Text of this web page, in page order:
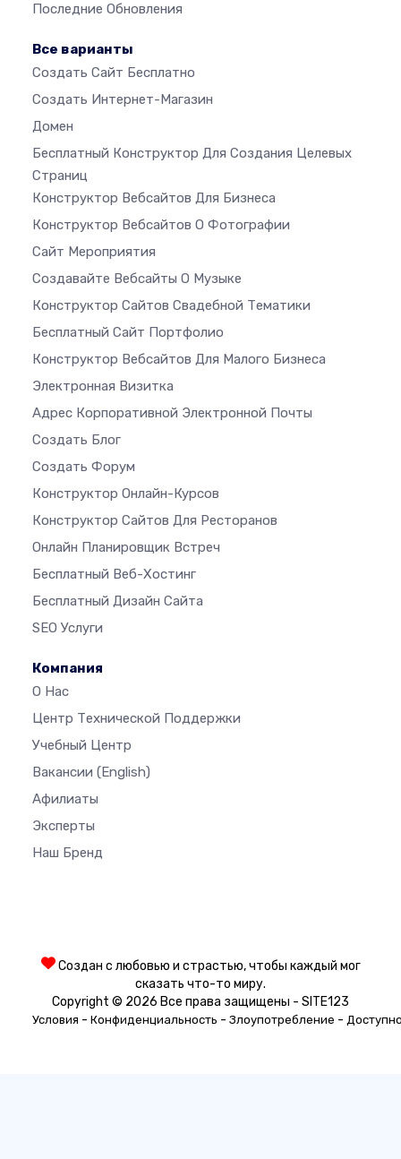
Последние Обновления
Все варианты
Создать Сайт Бесплатно
Создать Интернет-Магазин
Домен
Бесплатный Конструктор Для Создания Целевых
Страниц
Конструктор Вебсайтов Для Бизнеса
Конструктор Вебсайтов О Фотографии
Сайт Мероприятия
Создавайте Вебсайты О Музыке
Конструктор Сайтов Свадебной Тематики
Бесплатный Сайт Портфолио
Конструктор Вебсайтов Для Малого Бизнеса
Электронная Визитка
Адрес Корпоративной Электронной Почты
Создать Блог
Создать Форум
Конструктор Онлайн-Курсов
Конструктор Сайтов Для Ресторанов
Онлайн Планировщик Встреч
Бесплатный Веб-Хостинг
Бесплатный Дизайн Сайта
SEO Услуги
Компания
О Нас
Центр Технической Поддержки
Учебный Центр
Вакансии (English)
Афилиаты
Эксперты
Наш Бренд
Создан с любовью и страстью, чтобы каждый мог
сказать что-то миру.
Copyright © 2026 Все права защищены - SITE123
Условия - Конфиденциальность - Злоупотребление -